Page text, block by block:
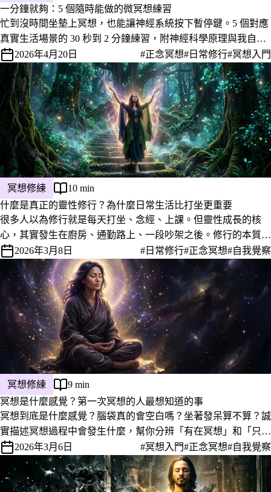
一分鐘就夠：5 個隨時能做的微冥想練習
忙到沒時間坐墊上冥想，也能讓神經系統按下暫停鍵。5 個對應
真實生活場景的 30 秒到 2 分鐘練習，附神經科學原理與我自己
撐過一年多的實戰體感。
2026年4月20日 #正念冥想#日常修行#冥想入門
冥想修練
10 min
什麼是真正的靈性修行？為什麼日常生活比打坐更重要
很多人以為修行就是每天打坐、念經、上課。但靈性成長的核
心，其實發生在廚房、通勤路上、一段吵架之後。修行的本質，
是為什麼生活本身就是最深的練習。
2026年3月8日 #日常修行#正念冥想#自我覺察
冥想修練
9 min
冥想是什麼感覺？第一次冥想的人最想知道的事
冥想到底是什麼感覺？腦袋真的會空白嗎？坐著發呆算不算？誠
實描述冥想過程中會發生什麼，幫你分辨「有在冥想」和「只是
坐著」的差別。
2026年3月6日 #冥想入門#正念冥想#自我覺察